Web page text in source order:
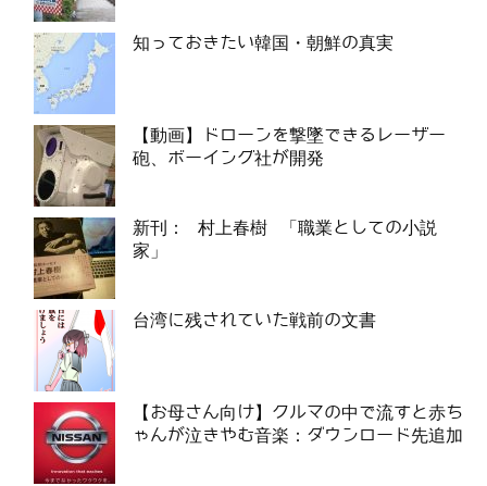
知っておきたい韓国・朝鮮の真実
【動画】ドローンを撃墜できるレーザー
砲、ボーイング社が開発
新刊： 村上春樹 「職業としての小説
家」
台湾に残されていた戦前の文書
【お母さん向け】クルマの中で流すと赤ち
ゃんが泣きやむ音楽：ダウンロード先追加